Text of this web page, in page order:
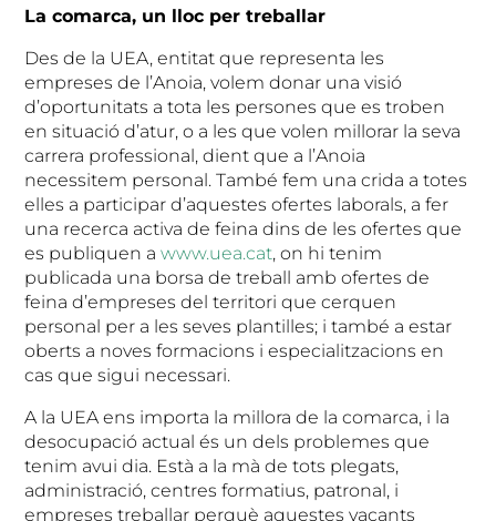
La comarca, un lloc per treballar
Des de la UEA, entitat que representa les
empreses de l’Anoia, volem donar una visió
d’oportunitats a tota les persones que es troben
en situació d’atur, o a les que volen millorar la seva
carrera professional, dient que a l’Anoia
necessitem personal. També fem una crida a totes
elles a participar d’aquestes ofertes laborals, a fer
una recerca activa de feina dins de les ofertes que
es publiquen awww.uea.cat, on hi tenim
publicada una borsa de treball amb ofertes de
feina d’empreses del territori que cerquen
personal per a les seves plantilles; i també a estar
oberts a noves formacions i especialitzacions en
cas que sigui necessari.
A la UEA ens importa la millora de la comarca, i la
desocupació actual és un dels problemes que
tenim avui dia. Està a la mà de tots plegats,
administració, centres formatius, patronal, i
empreses treballar perquè aquestes vacants